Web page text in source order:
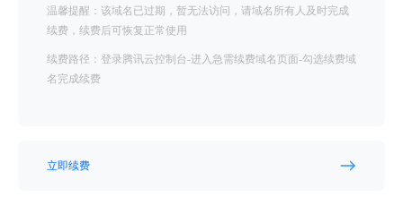
温馨提醒：该域名已过期，暂无法访问，请域名所有人及时完成
续费，续费后可恢复正常使用
续费路径：登录腾讯云控制台-进入急需续费域名页面-勾选续费域
名完成续费
立即续费